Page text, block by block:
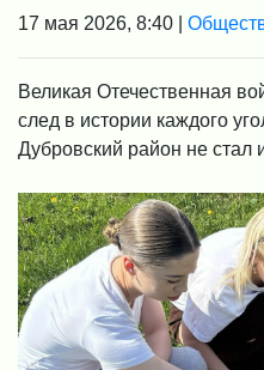
17 мая 2026, 8:40 |
Великая Отечественная
след в истории каждого
Дубровский район не стал